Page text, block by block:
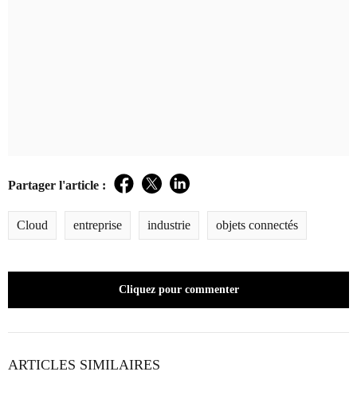
Partager l'article : Facebook
TwitterLinkedIn
Cloud entreprise industrie objets connectés
Cliquez pour commenter
ARTICLES SIMILAIRES